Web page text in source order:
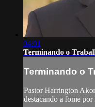
04:01
Terminando o
Terminando o
Pastor Harrington
destacando a fome por